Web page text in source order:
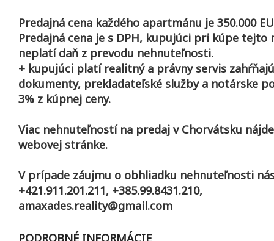
Predajná cena každého apartmánu je 350.000
Predajná cena je s DPH, kupujúci pri kúpe tejto
neplatí daň z prevodu nehnuteľnosti.
+ kupujúci platí realitný a právny servis
dokumenty, prekladateľské služby a notárske
3% z kúpnej ceny.
Viac nehnuteľností na predaj v Chorvátsku
webovej stránke.
V prípade záujmu o obhliadku nehnuteľnosti
+421.911.201.211, +385.99.8431.210,
amaxades.reality@gmail.com
PODROBNÉ INFORMÁCIE